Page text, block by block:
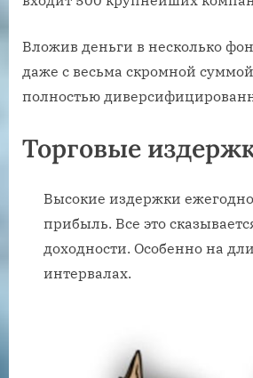
Вложив деньги в несколько
даже с весьма скромной
полностью
Торговые
Высокие издержки
прибыль. Все это
доходности. Особенно на
интервалах.